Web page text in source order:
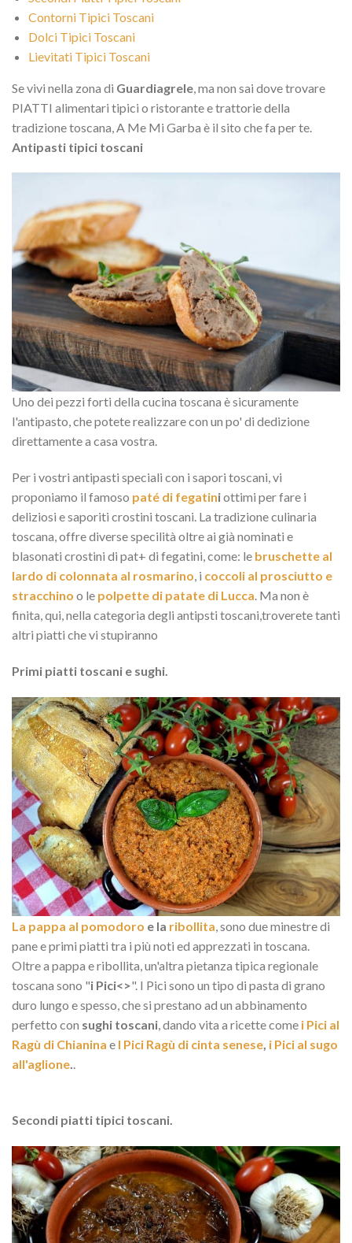
Contorni Tipici Toscani
Dolci Tipici Toscani
Lievitati Tipici Toscani
Se vivi nella zona di Guardiagrele , ma non sai dove trovare
PIATTI alimentari tipici o ristorante e trattorie della
tradizione toscana, A Me Mi Garba è il sito che fa per te.
Antipasti tipici toscani
Uno dei pezzi forti della cucina toscana è sicuramente
l'antipasto, che potete realizzare con un po' di dedizione
direttamente a casa vostra.
Per i vostri antipasti speciali con i sapori toscani, vi
proponiamo il famoso paté di fegatiniottimi per fare i
deliziosi e saporiti crostini toscani. La tradizione culinaria
toscana, offre diverse specilità oltre ai già nominati e
blasonati crostini di pat+ di fegatini, come: le bruschette al
lardo di colonnata al rosmarino, i coccoli al prosciutto e
stracchino o le polpette di patate di Lucca. Ma non è
finita, qui, nella categoria degli antipsti toscani,troverete tanti
altri piatti che vi stupiranno
Primi piatti toscani e sughi.
La pappa al pomodoro e la ribollita, sono due minestre di
pane e primi piatti tra i più noti ed apprezzati in toscana.
Oltre a pappa e ribollita, un'altra pietanza tipica regionale
toscana sono "i Pici<>". I Pici sono un tipo di pasta di grano
duro lungo e spesso, che si prestano ad un abbinamento
perfetto con sughi toscani, dando vita a ricette come i Pici al
Ragù di Chianina e I Pici Ragù di cinta senese, i Pici al sugo
all'aglione..
Secondi piatti tipici toscani.